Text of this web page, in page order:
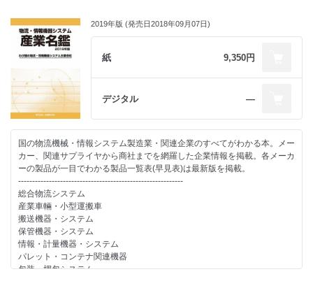
統計調査―帝国データバンク
新型コロナウイルス感染症に対する企業の意識調査………………………
210
新型コロナウイルスの物流への影響について………………………………
万円の見込み………………………… 217
物流関連主要団体概要一覧（40 団体）…… 221
メーカー別物流関連製品一覧… 238
物流機器・情報システム主要メーカー一覧………………………… 270
ていただければ、これに勝る喜びはありません。
目次
-----------------------------------------------------------
総合物流システム
産業車輛・小型運搬車
搬送機器・システム
保管機器・システム
情報・計量機器・システム
パレット・コンテナ関連機器
包装・梱包システム
ホイスト・チェンブロック・クレーン
その他
-----------------------------------------------------------
社名索引
名鑑の見方・使い方
-----------------------------------------------------------
特別資料
・調査研究レポート
物流自動化へ、ハンドリングロボット、無人搬送、画像認識技術の導
入に期待が集まる
2019年版 (発売日2018年09月07日)
紙 9,350円
デジタル ―
国の物流機械・情報システム製造業・関連企業のすべてがわかる本。メー
カー、関連サプライヤから商社までを網羅した企業情報を掲載。各メーカ
ーの製品が一目でわかる製品一覧表(早見表)は最新版を掲載。
-----------------------------------------------------------
総合物流システム
産業車輛・小型運搬車
搬送機器・システム
保管機器・システム
情報・計量機器・システム
パレット・コンテナ関連機器
包装・梱包システム